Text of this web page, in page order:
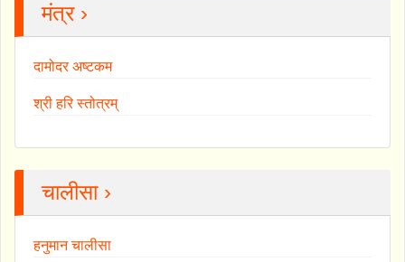
मंत्र ›
दामोदर अष्टकम
श्री हरि स्तोत्रम्
चालीसा ›
हनुमान चालीसा